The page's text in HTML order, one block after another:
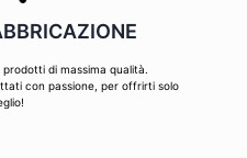
di massima qualità.
con passione, per offrirti solo